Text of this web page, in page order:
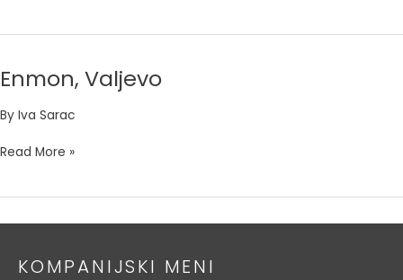
Enmon, Valjevo
By Iva Sarac
Enmon,
Read More »
KOMPANIJSKI MENI